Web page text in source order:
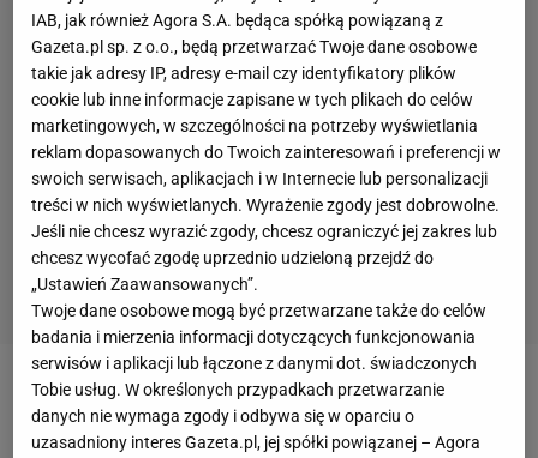
Idea szafy kapsułkowej i pierwszy krok do zmian -
czym jest właściwie garderoba kapsułowa?
IAB, jak również Agora S.A. będąca spółką powiązaną z
Gazeta.pl sp. z o.o., będą przetwarzać Twoje dane osobowe
takie jak adresy IP, adresy e-mail czy identyfikatory plików
cookie lub inne informacje zapisane w tych plikach do celów
marketingowych, w szczególności na potrzeby wyświetlania
reklam dopasowanych do Twoich zainteresowań i preferencji w
swoich serwisach, aplikacjach i w Internecie lub personalizacji
treści w nich wyświetlanych. Wyrażenie zgody jest dobrowolne.
Jeśli nie chcesz wyrazić zgody, chcesz ograniczyć jej zakres lub
chcesz wycofać zgodę uprzednio udzieloną przejdź do
„Ustawień Zaawansowanych”.
Twoje dane osobowe mogą być przetwarzane także do celów
badania i mierzenia informacji dotyczących funkcjonowania
serwisów i aplikacji lub łączone z danymi dot. świadczonych
Tobie usług. W określonych przypadkach przetwarzanie
danych nie wymaga zgody i odbywa się w oparciu o
uzasadniony interes Gazeta.pl, jej spółki powiązanej – Agora